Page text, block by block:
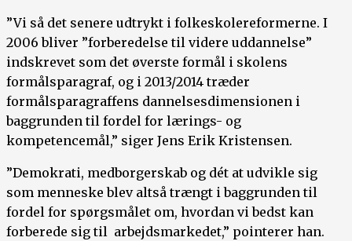
”Vi så det senere udtrykt i folkeskolereformerne. I
2006 bliver ”forberedelse til videre uddannelse”
indskrevet som det øverste formål i skolens
formålsparagraf, og i 2013/2014 træder
formålsparagraffens dannelsesdimensionen i
baggrunden til fordel for lærings- og
kompetencemål,” siger Jens Erik Kristensen.
”Demokrati, medborgerskab og dét at udvikle sig
som menneske blev altså trængt i baggrunden til
fordel for spørgsmålet om, hvordan vi bedst kan
forberede sig til arbejdsmarkedet,” pointerer han.